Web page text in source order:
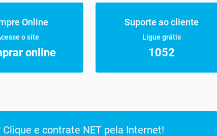
Online
o site
online
Suporte ao cliente
Ligue grátis
1052
e contrate NET pela Internet!